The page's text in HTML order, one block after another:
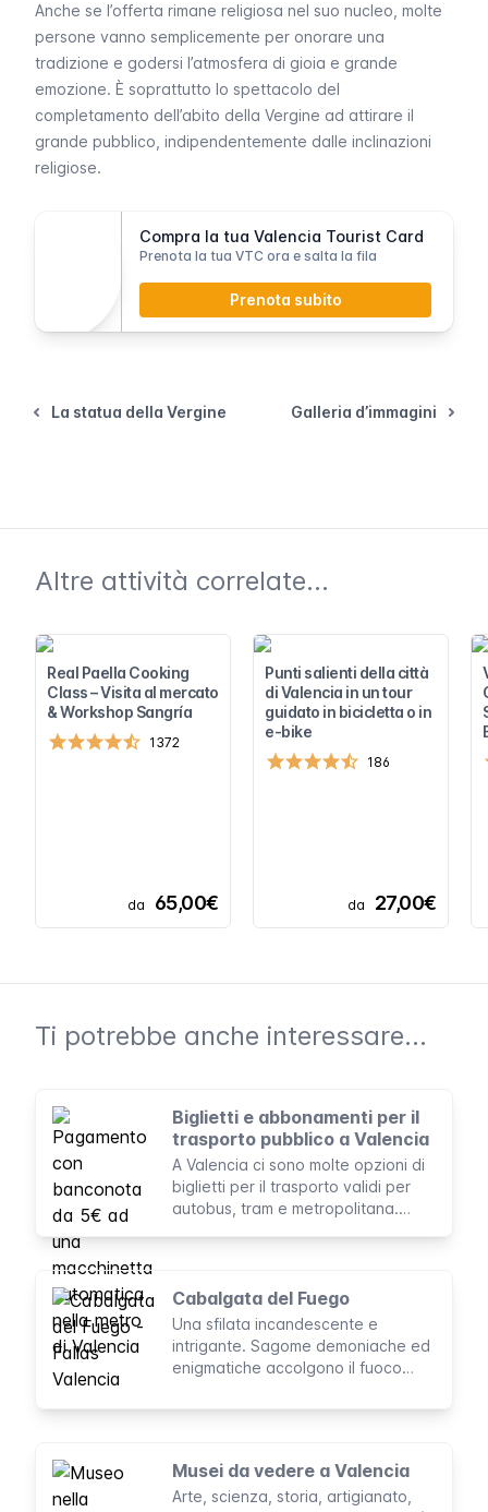
Anche se l’offerta rimane religiosa nel suo nucleo, molte
persone vanno semplicemente per onorare una
tradizione e godersi l’atmosfera di gioia e grande
emozione. È soprattutto lo spettacolo del
completamento dell’abito della Vergine ad attirare il
grande pubblico, indipendentemente dalle inclinazioni
religiose.
Compra la tua Valencia Tourist Card
Prenota la tua VTC ora e salta la fila
Prenota subito
La statua della Vergine Galleria d’immagini
Altre attività correlate...
Real Paella Cooking
Class – Visita al mercato
& Workshop Sangría
1372
da 65,00€
Punti salienti della città
di Valencia in un tour
guidato in bicicletta o in
e-bike
186
da 27,00€
Ti potrebbe anche interessare...
Biglietti e abbonamenti per il
trasporto pubblico a Valencia
A Valencia ci sono molte opzioni di
biglietti per il trasporto validi per
autobus, tram e metropolitana.
aiuteremo a scegliere l'opzione che
meglio si adatta alle tue esigenze.
Cabalgata del Fuego
Una sfilata incandescente e
intrigante. Sagome demoniache ed
enigmatiche accolgono il fuoco
pubblico all'arrivo della Cremà delle
Musei da vedere a Valencia
Arte, scienza, storia, artigianato,